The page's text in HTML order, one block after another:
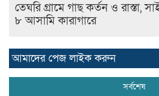
তেঘরি গ্রামে গাছ কর্তন ও রাস্তা,
৮ আসামি কারাগারে
আমাদের পেজ লাইক করুন
সর্বশেষ